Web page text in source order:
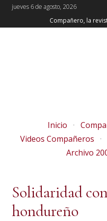
jueves 6 de agosto, 2026
Compañero, la
Inicio
Videos Compañeros
Archivo
Solidaridad
hondureño